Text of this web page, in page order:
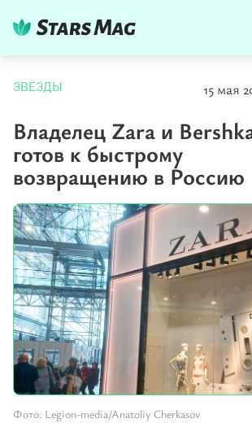
ЗВЕЗДЫ 15 мая
Владелец Zara и
готов к быстрому
возвращению в Россию
Фото: Legion-media/Anatoliy Cherkasov